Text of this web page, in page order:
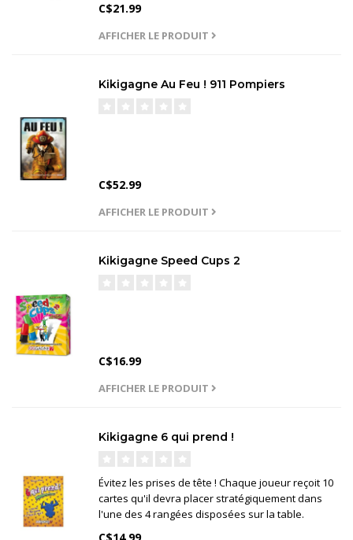
C$21.99
AFFICHER LE PRODUIT
Kikigagne Au Feu ! 911 Pompiers
C$52.99
AFFICHER LE PRODUIT
Kikigagne Speed Cups 2
C$16.99
AFFICHER LE PRODUIT
Kikigagne 6 qui prend !
Évitez les prises de tête ! Chaque joueur reçoit 10
cartes qu'il devra placer stratégiquement dans
l'une des 4 rangées disposées sur la table.